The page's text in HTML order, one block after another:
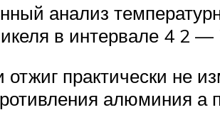
анализ
в интервале 4 2
отжиг практически не
алюминия а